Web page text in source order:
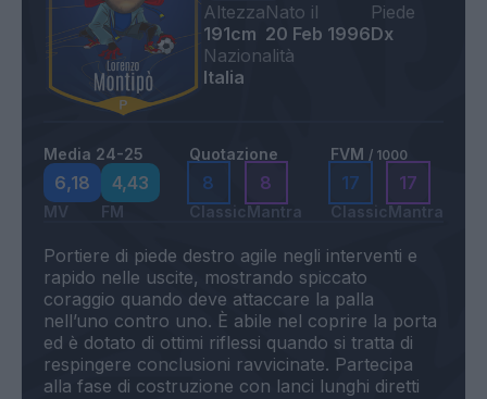
Altezza
191cm
Nato il
20 Feb 1996
Piede
Dx
Nazionalità
Italia
Media 24-25
6,18
MV
4,43
FM
Quotazione
8
Classic
8
Mantra
FVM / 1000
17
Classic
17
Mantra
Portiere di piede destro agile negli interventi e
rapido nelle uscite, mostrando spiccato
coraggio quando deve attaccare la palla
nell’uno contro uno. È abile nel coprire la porta
ed è dotato di ottimi riflessi quando si tratta di
respingere conclusioni ravvicinate. Partecipa
alla fase di costruzione con lanci lunghi diretti